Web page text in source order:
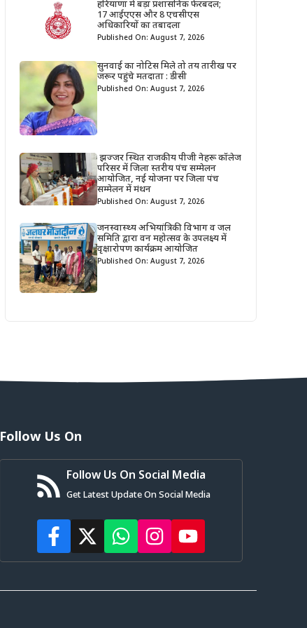
हरियाणा में बड़ा प्रशासनिक फेरबदल;
17 आईएएस और 8 एचसीएस
अधिकारियों का तबादला
Published On: August 7, 2026
सुनवाई का नोटिस मिले तो तय तारीख पर
जरूर पहुंचे मतदाता : डीसी
Published On: August 7, 2026
झज्जर स्थित राजकीय पीजी नेहरू कॉलेज
परिसर में जिला स्तरीय पंच सम्मेलन
आयोजित, नई योजना पर जिला पंच
सम्मेलन में मंथन
Published On: August 7, 2026
जनस्वास्थ्य अभियांत्रिकी विभाग व जल
समिति द्वारा वन महोत्सव के उपलक्ष्य में
वृक्षारोपण कार्यक्रम आयोजित
Published On: August 7, 2026
Follow Us On
Follow Us On Social Media
Get Latest Update On Social Media